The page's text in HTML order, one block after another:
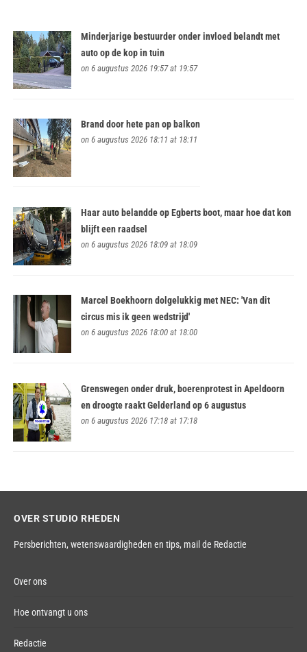
Minderjarige bestuurder onder invloed belandt met
auto op de kop in tuin
on 6 augustus 2026 19:57 at 19:57
Brand door hete pan op balkon
on 6 augustus 2026 18:11 at 18:11
Haar auto belandde op Egberts boot, maar hoe dat kon
blijft een raadsel
on 6 augustus 2026 18:09 at 18:09
Marcel Boekhoorn dolgelukkig met NEC: 'Van dit
circus mis ik geen wedstrijd'
on 6 augustus 2026 18:00 at 18:00
Grenswegen onder druk, boerenprotest in Apeldoorn
en droogte raakt Gelderland op 6 augustus
on 6 augustus 2026 17:18 at 17:18
OVER STUDIO RHEDEN
Persberichten, wetenswaardigheden en tips, mail de Redactie
Over ons
Hoe ontvangt u ons
Redactie